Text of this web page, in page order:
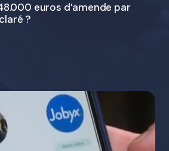
euros d’amende par
?